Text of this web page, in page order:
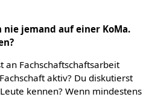
jemand auf einer KoMa.
an Fachschaftschaftsarbeit
aktiv? Du diskutierst
kennen? Wenn mindestens